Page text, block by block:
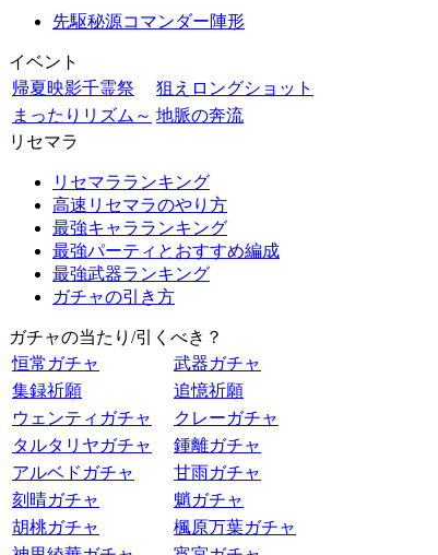
先駆秘源コマンダー陣形
イベント
帰夏映影千霊祭
狙えロングショット
まったりリズム～ 地脈の奔流
リセマラ
リセマラランキング
高速リセマラのやり方
最強キャラランキング
最強パーティとおすすめ編成
最強武器ランキング
ガチャの引き方
ガチャの当たり/引くべき？
恒常ガチャ
武器ガチャ
集録祈願
追憶祈願
ウェンティガチャ
クレーガチャ
タルタリヤガチャ
鍾離ガチャ
アルベドガチャ
甘雨ガチャ
刻晴ガチャ
魈ガチャ
胡桃ガチャ
楓原万葉ガチャ